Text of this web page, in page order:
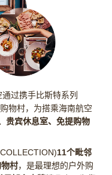
过携手比斯特系列
物村，为搭乘海南航空
贵宾休息室、免提购物
11个毗邻
村，是最理想的户外购